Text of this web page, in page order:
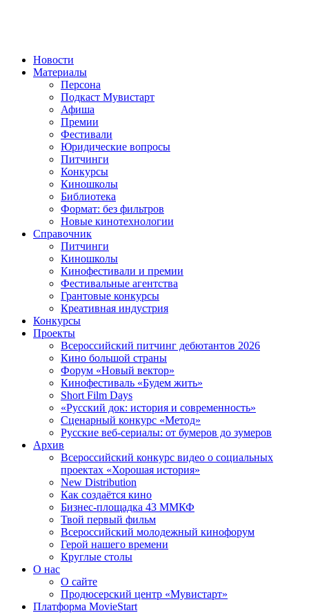
Новости
Материалы
Персона
Подкаст Мувистарт
Афиша
Премии
Фестивали
Юридические вопросы
Питчинги
Конкурсы
Киношколы
Библиотека
Формат: без фильтров
Новые кинотехнологии
Справочник
Питчинги
Киношколы
Кинофестивали и премии
Фестивальные агентства
Грантовые конкурсы
Креативная индустрия
Конкурсы
Проекты
Всероссийский питчинг дебютантов 2026
Кино большой страны
Форум «Новый вектор»
Кинофестиваль «Будем жить»
Short Film Days
«Русский док: история и современность»
Сценарный конкурс «Метод»
Русские веб-сериалы: от бумеров до зумеров
Архив
Всероссийский конкурс видео о социальных
проектах «Хорошая история»
New Distribution
Как создаётся кино
Бизнес-площадка 43 ММКФ
Твой первый фильм
Всероссийский молодежный кинофорум
Герой нашего времени
Круглые столы
О нас
О сайте
Продюсерский центр «Мувистарт»
Платформа MovieStart